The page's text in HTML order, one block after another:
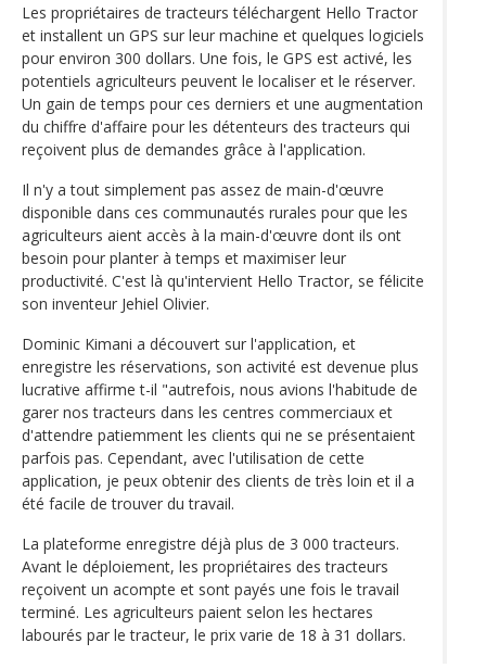
Les propriétaires de tracteurs téléchargent Hello Tractor
et installent un GPS sur leur machine et quelques logiciels
pour environ 300 dollars. Une fois, le GPS est activé, les
potentiels agriculteurs peuvent le localiser et le réserver.
Un gain de temps pour ces derniers et une augmentation
du chiffre d'affaire pour les détenteurs des tracteurs qui
reçoivent plus de demandes grâce à l'application.
Il n'y a tout simplement pas assez de main-d'œuvre
disponible dans ces communautés rurales pour que les
agriculteurs aient accès à la main-d'œuvre dont ils ont
besoin pour planter à temps et maximiser leur
productivité. C'est là qu'intervient Hello Tractor, se félicite
son inventeur Jehiel Olivier.
Dominic Kimani a découvert sur l'application, et
enregistre les réservations, son activité est devenue plus
lucrative affirme t-il "autrefois, nous avions l'habitude de
garer nos tracteurs dans les centres commerciaux et
d'attendre patiemment les clients qui ne se présentaient
parfois pas. Cependant, avec l'utilisation de cette
application, je peux obtenir des clients de très loin et il a
été facile de trouver du travail.
La plateforme enregistre déjà plus de 3 000 tracteurs.
Avant le déploiement, les propriétaires des tracteurs
reçoivent un acompte et sont payés une fois le travail
terminé. Les agriculteurs paient selon les hectares
labourés par le tracteur, le prix varie de 18 à 31 dollars.